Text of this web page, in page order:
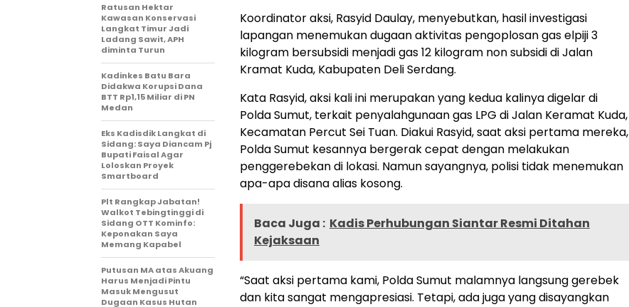
Koordinator aksi, Rasyid Daulay, menyebutkan, hasil investigasi
lapangan menemukan dugaan aktivitas pengoplosan gas elpiji 3
kilogram bersubsidi menjadi gas 12 kilogram non subsidi di Jalan
Kramat Kuda, Kabupaten Deli Serdang.
Kata Rasyid, aksi kali ini merupakan yang kedua kalinya digelar di
Polda Sumut, terkait penyalahgunaan gas LPG di Jalan Keramat Kuda,
Kecamatan Percut Sei Tuan. Diakui Rasyid, saat aksi pertama mereka,
Polda Sumut kesannya bergerak cepat dengan melakukan
penggerebekan di lokasi. Namun sayangnya, polisi tidak menemukan
apa-apa disana alias kosong.
Baca Juga : Kadis Perhubungan Siantar Resmi Ditahan
Kejaksaan
“Saat aksi pertama kami, Polda Sumut malamnya langsung gerebek
dan kita sangat mengapresiasi. Tetapi, ada juga yang disayangkan
Ratusan Hektar
Kawasan Konservasi
Langkat Timur Jadi
Ladang Sawit, APH
diminta Turun
Kadinkes Batu Bara
Didakwa Korupsi Dana
BTT Rp1,15 Miliar di PN
Medan
Eks Kadisdik Langkat di
Sidang: Saya Diancam Pj
Bupati Faisal Agar
Loloskan Proyek
Smartboard
Plt Rangkap Jabatan!
Walkot Tebingtinggi di
Sidang OTT Kominfo:
Keponakan Saya
Memang Kapabel
Putusan MA atas Akuang
Harus Menjadi Pintu
Masuk Mengusut
Dugaan Kasus Hutan